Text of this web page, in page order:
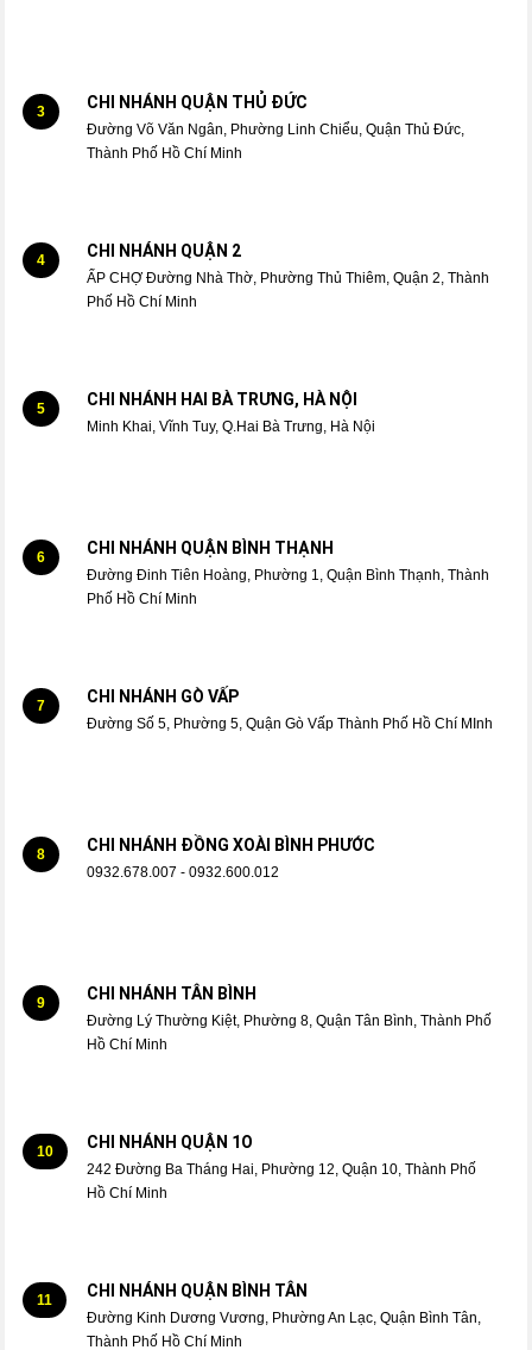
3 CHI NHÁNH QUẬN THỦ ĐỨC
Đường Võ Văn Ngân, Phường Linh Chiểu, Quận Thủ Đức,
Thành Phố Hồ Chí Minh
4 CHI NHÁNH QUẬN 2
ẤP CHỢ Đường Nhà Thờ, Phường Thủ Thiêm, Quận 2, Thành
Phố Hồ Chí Minh
5 CHI NHÁNH HAI BÀ TRƯNG, HÀ NỘI
Minh Khai, Vĩnh Tuy, Q.Hai Bà Trưng, Hà Nội
6 CHI NHÁNH QUẬN BÌNH THẠNH
Đường Đinh Tiên Hoàng, Phường 1, Quận Bình Thạnh, Thành
Phố Hồ Chí Minh
7 CHI NHÁNH GÒ VẤP
Đường Số 5, Phường 5, Quận Gò Vấp Thành Phố Hồ Chí MInh
8 CHI NHÁNH ĐỒNG XOÀI BÌNH PHƯỚC
0932.678.007 - 0932.600.012
9 CHI NHÁNH TÂN BÌNH
Đường Lý Thường Kiệt, Phường 8, Quận Tân Bình, Thành Phố
Hồ Chí Minh
10 CHI NHÁNH QUẬN 1O
242 Đường Ba Tháng Hai, Phường 12, Quận 10, Thành Phố
Hồ Chí Minh
11 CHI NHÁNH QUẬN BÌNH TÂN
Đường Kinh Dương Vương, Phường An Lạc, Quận Bình Tân,
Thành Phố Hồ Chí Minh